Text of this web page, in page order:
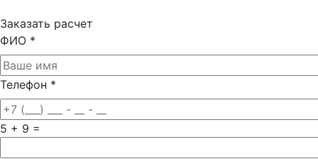
Заказать расчет
ФИО *
Телефон *
5 + 9 =